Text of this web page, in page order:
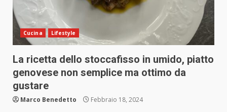
Cucina Lifestyle
La ricetta dello stoccafisso in umido, piatto
genovese non semplice ma ottimo da
gustare
Marco Benedetto Febbraio 18, 2024